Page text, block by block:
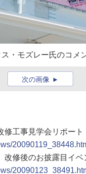
・モズレー氏のコメ
次の画像
修工事見学会リポート
改修後のお披露目イベ